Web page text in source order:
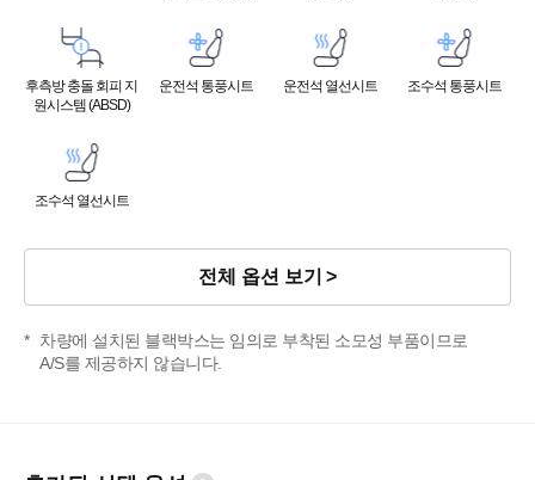
후측방 충돌 회피 지
원시스템 (ABSD)
운전석 통풍시트 운전석 열선시트 조수석 통풍시트
조수석 열선시트
전체 옵션 보기
차량에 설치된 블랙박스는 임의로 부착된 소모성 부품이므로
A/S를 제공하지 않습니다.